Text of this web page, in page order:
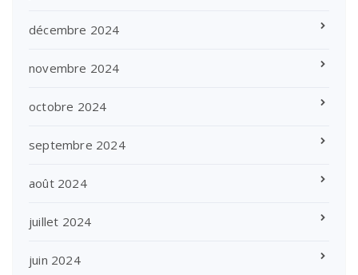
décembre 2024
novembre 2024
octobre 2024
septembre 2024
août 2024
juillet 2024
juin 2024